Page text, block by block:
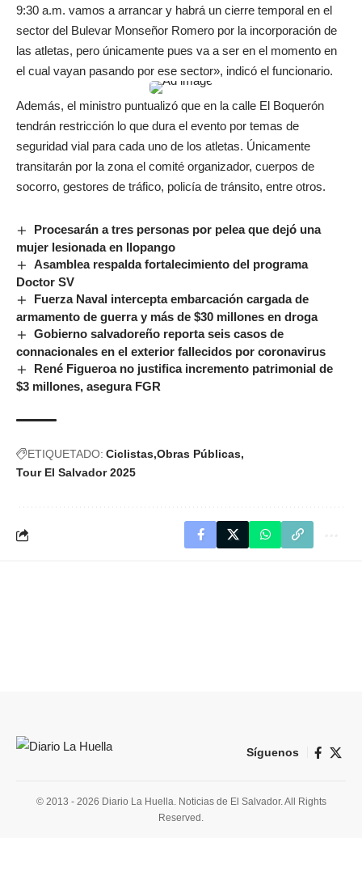
9:30 a.m. vamos a arrancar y habrá un cierre temporal en el
sector del Bulevar Monseñor Romero por la incorporación de
las atletas, pero únicamente pues va a ser en el momento en
el cual vayan pasando por ese sector», indicó el funcionario.
Además, el ministro puntualizó que en la calle El Boquerón
tendrán restricción lo que dura el evento por temas de
seguridad vial para cada uno de los atletas. Únicamente
transitarán por la zona el comité organizador, cuerpos de
socorro, gestores de tráfico, policía de tránsito, entre otros.
Procesarán a tres personas por pelea que dejó una
mujer lesionada en Ilopango
Asamblea respalda fortalecimiento del programa
Doctor SV
Fuerza Naval intercepta embarcación cargada de
armamento de guerra y más de $30 millones en droga
Gobierno salvadoreño reporta seis casos de
connacionales en el exterior fallecidos por coronavirus
René Figueroa no justifica incremento patrimonial de
$3 millones, asegura FGR
ETIQUETADO: Ciclistas Obras Públicas
Tour El Salvador 2025
Síguenos
© 2013 - 2026 Diario La Huella. Noticias de El Salvador. All Rights
Reserved.